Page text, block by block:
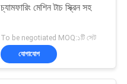
চ্যামফারিং মেশিন টাচ স্ক্রিন সহ
To be negotiated MOQ:১টি সেট
যোগাযোগ